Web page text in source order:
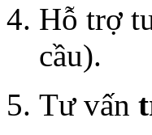
Hỗ trợ
cầu).
Tư vấn